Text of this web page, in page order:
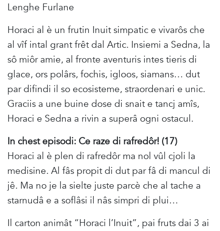
Lenghe Furlane
Horaci al è un frutin Inuit simpatic e vivarôs che
al vîf intal grant frêt dal Artic. Insiemi a Sedna, la
sô miôr amie, al fronte aventuris intes tieris di
glace, ors polârs, fochis, igloos, siamans… dut
par difindi il so ecosisteme, straordenari e unic.
Graciis a une buine dose di snait e tancj amîs,
Horaci e Sedna a rivin a superâ ogni ostacul.
In chest episodi: Ce raze di rafredôr! (17)
Horaci al è plen di rafredôr ma nol vûl cjoli la
medisine. Al fâs propit di dut par fâ di mancul di
jê. Ma no je la sielte juste parcè che al tache a
starnudâ e a soflâsi il nâs simpri di plui…
Il carton animât “Horaci l’Inuit”, pai fruts dai 3 ai